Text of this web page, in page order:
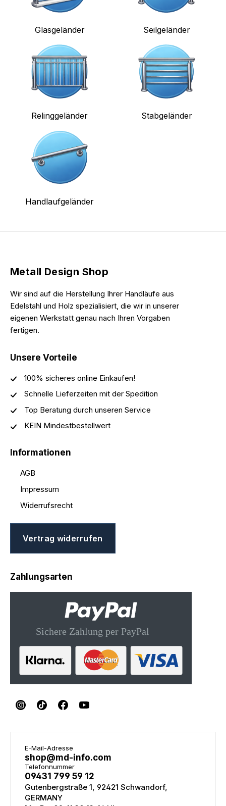
Glasgeländer Seilgeländer
Relinggeländer Stabgeländer
Handlaufgeländer
Metall Design Shop
Wir sind auf die Herstellung Ihrer Handläufe aus
Edelstahl und Holz spezialisiert, die wir in unserer
eigenen Werkstatt genau nach Ihren Vorgaben
fertigen.
Unsere Vorteile
100% sicheres online Einkaufen!
Schnelle Lieferzeiten mit der Spedition
Top Beratung durch unseren Service
KEIN Mindestbestellwert
Informationen
AGB
Impressum
Widerrufsrecht
Vertrag widerrufen
Zahlungsarten
E-Mail-Adresse
shop@md-info.com
Telefonnummer
09431 799 59 12
Gutenbergstraße 1, 92421 Schwandorf,
GERMANY